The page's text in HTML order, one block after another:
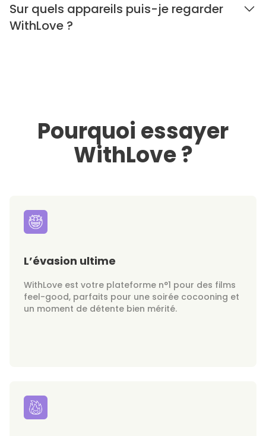
Sur quels appareils puis-je regarder
WithLove ?
Pourquoi essayer
WithLove ?
L’évasion ultime
WithLove est votre plateforme n°1 pour des films
feel-good, parfaits pour une soirée cocooning et
un moment de détente bien mérité.